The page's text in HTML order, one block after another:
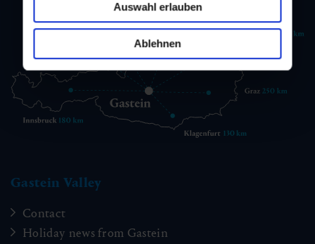
Auswahl erlauben
Ablehnen
Gastein Valley
Contact
Holiday news from Gastein